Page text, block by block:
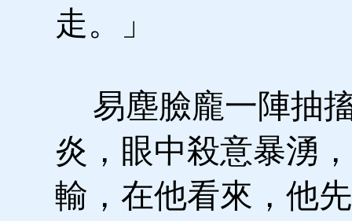
走。」
易塵臉龐一陣抽
炎，眼中殺意暴湧
輸，在他看來，他